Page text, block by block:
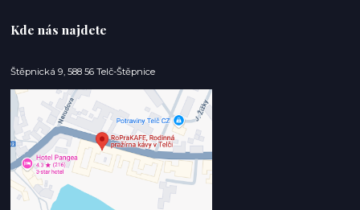
Kde nás najdete
Štěpnická 9, 588 56 Telč-Štěpnice